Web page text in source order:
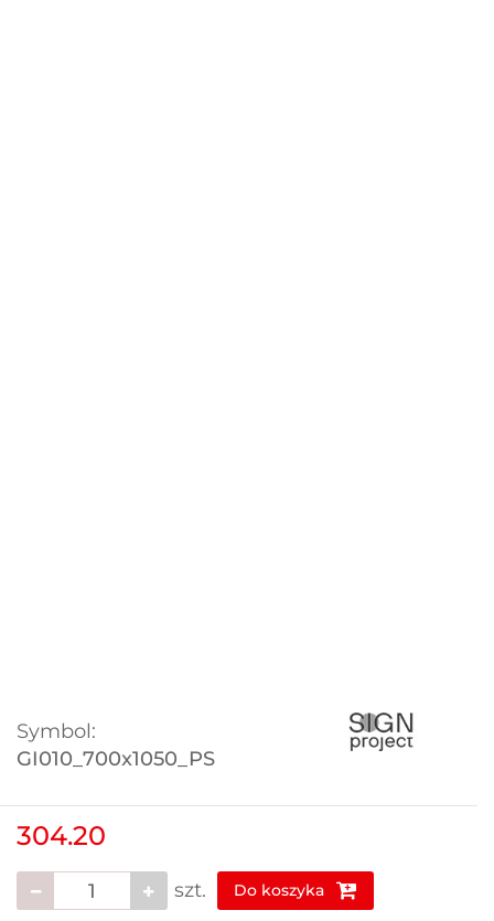
Symbol:
GI010_700x1050_PS
304.20
szt. Do koszyka